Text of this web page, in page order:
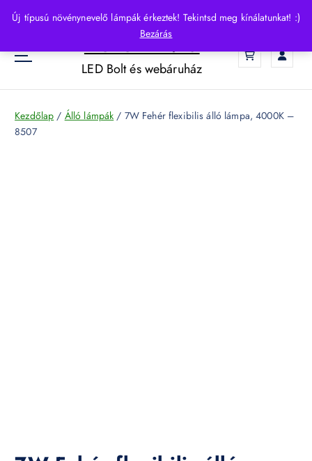
Új típusú növénynevelő lámpák érkeztek! Tekintsd meg kínálatunkat! :)
Bezárás
p
o
HelloLED.hu
LED Bolt és webáruház
Kezdőlap / Álló lámpák / 7W Fehér flexibilis álló lámpa, 4000K –
8507